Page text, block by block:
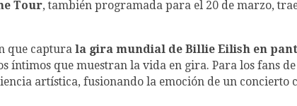
Tour, también programada para el 20 de marzo,
que captura la gira mundial de Billie Eilish en
íntimos que muestran la vida en gira. Para los fans
artística, fusionando la emoción de un concierto